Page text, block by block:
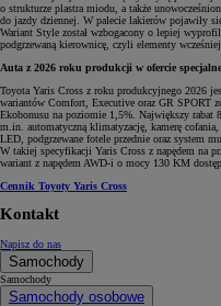
o strukturze plastra miodu, a także
do jazdy dziennej. W palecie lakierów pojawiły
Wariant Style został wzbogacony o lepiej
podgrzewaną kierownicę, czyli elementy
Auta z 2026 roku produkcji w ofercie
Toyota Yaris Cross z roku produkcyjnego 2026
wariantów Comfort, Executive oraz GR SPORT
Ekobonusu na poziomie 1,5%. Największy rabat
m.in. automatyczną klimatyzację, kamerę
LED, podgrzewane fotele przednie oraz system
W takiej specyfikacji Yaris Cross z napędem na
wariant z napędem AWD-i o mocy 130 KM
Cennik Toyoty Yaris Cross
Kontakt
Napisz do nas
Samochody
Samochody
Samochody osobowe